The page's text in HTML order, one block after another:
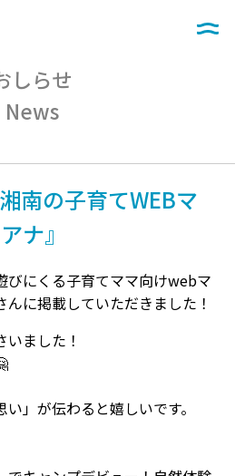
メニュー
しらせ
News
南の子育てWEBマ
ナ』
びにくる子育てママ向けwebマ
に掲載していただきました！
ました！
」が伝わると嬉しいです。